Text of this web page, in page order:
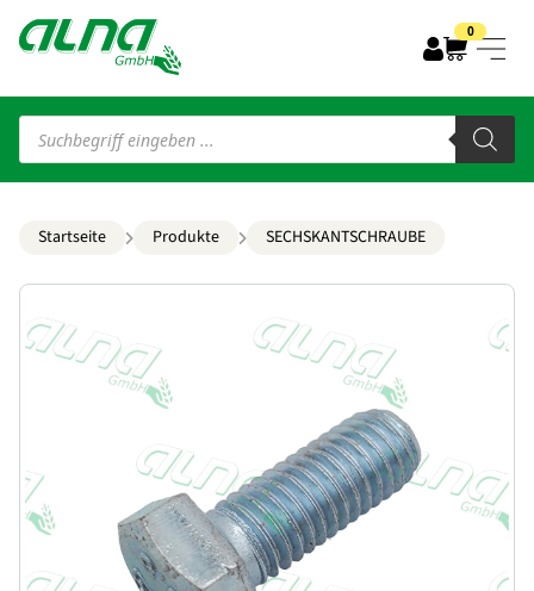
0
Products
search
Startseite Produkte SECHSKANTSCHRAUBE